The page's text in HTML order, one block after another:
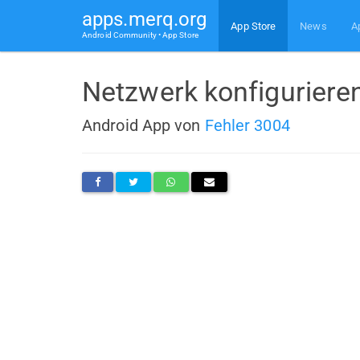
apps.merq.org
Android Community • App Store
App Store News
Netzwerk
Android App von Fehler 3004